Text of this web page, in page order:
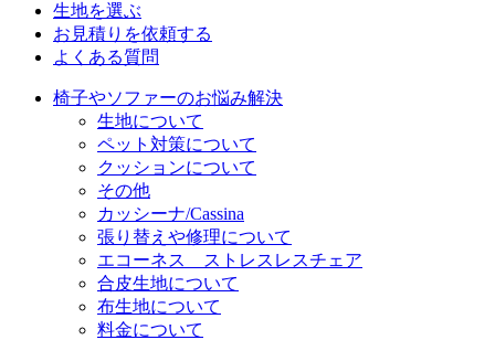
生地を選ぶ
お見積りを依頼する
よくある質問
椅子やソファーのお悩み解決
生地について
ペット対策について
クッションについて
その他
カッシーナ/Cassina
張り替えや修理について
エコーネス ストレスレスチェア
合皮生地について
布生地について
料金について